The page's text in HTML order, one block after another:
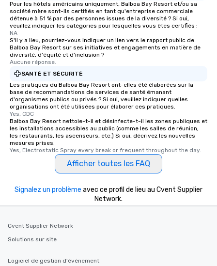
Pour les hôtels américains uniquement, Balboa Bay Resort et/ou sa
société mère sont-ils certifiés en tant qu'entreprise commerciale
détenue à 51 % par des personnes issues de la diversité ? Si oui,
veuillez indiquer les catégories pour lesquelles vous êtes certifiés :
NA
S'il y a lieu, pourriez-vous indiquer un lien vers le rapport public de
Balboa Bay Resort sur ses initiatives et engagements en matière de
diversité, d'équité et d'inclusion ?
Aucune réponse.
SANTÉ ET SÉCURITÉ
Les pratiques du Balboa Bay Resort ont-elles été élaborées sur la
base de recommandations de services de santé émanant
d'organismes publics ou privés ? Si oui, veuillez indiquer quelles
organisations ont été utilisées pour élaborer ces pratiques.
Yes, CDC
Balboa Bay Resort nettoie-t-il et désinfecte-t-il les zones publiques et
les installations accessibles au public (comme les salles de réunion,
les restaurants, les ascenseurs, etc.) Si oui, décrivez les nouvelles
mesures prises.
Yes, Electrostatic Spray every break or frequent throughout the day.
Afficher toutes les FAQ
Signalez un problème avec ce profil de lieu au Cvent Supplier
Network.
Cvent Supplier Network
Solutions sur site
Logiciel de gestion d'événement